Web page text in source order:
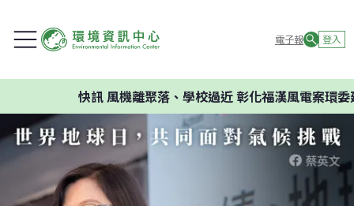
電子報 登入
風機離聚落、學校過近 彰化福漢風電案環委建議不